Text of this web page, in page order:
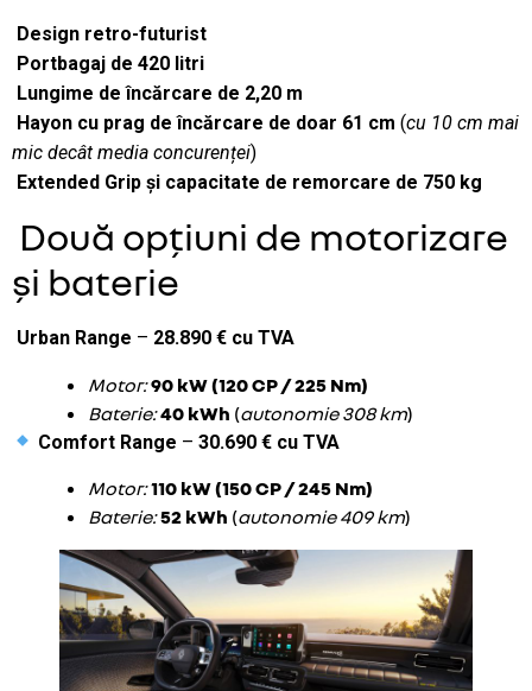
Design retro-futurist
Portbagaj de 420 litri
Lungime de încărcare de 2,20 m
Hayon cu prag de încărcare de doar 61 cm (cu 10 cm mai
mic decât media concurenței)
Extended Grip și capacitate de remorcare de 750 kg
Două opțiuni de motorizare
și baterie
Urban Range – 28.890 € cu TVA
Motor:90 kW (120 CP / 225 Nm)
Baterie:40 kWh (autonomie 308 km)
Comfort Range –30.690 € cu TVA
Motor:110 kW (150 CP / 245 Nm)
Baterie:52 kWh (autonomie 409 km)